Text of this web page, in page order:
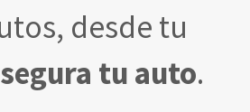
desde tu
tu auto.